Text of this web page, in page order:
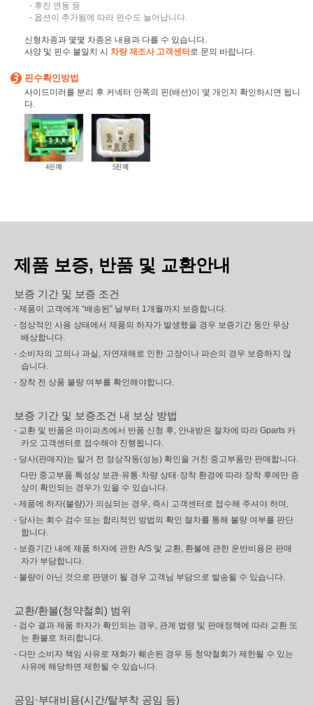
- 후진 연동 등
- 옵션이 추가됨에 따라 핀수도 늘어납니다.
신형차종과 몇몇 차종은 내용과 다를 수 있습니다.
사양 및 핀수 불일치 시 차량 제조사 고객센터 로 문의 바랍니다.
핀수확인방법
사이드미러를 분리 후 커넥터 안쪽의 핀(배선)이 몇 개인지 확인하시면 됩니
다.
제품 보증, 반품 및 교환안내
보증 기간 및 보증 조건
- 제품이 고객에게 “배송된” 날부터 1개월까지 보증합니다.
- 정상적인 사용 상태에서 제품의 하자가 발생했을 경우 보증기간 동안 무상
배상합니다.
- 소비자의 고의나 과실, 자연재해로 인한 고장이나 파손의 경우 보증하지 않
습니다.
- 장착 전 상품 불량 여부를 확인해야합니다.
보증 기간 및 보증조건 내 보상 방법
- 교환 및 반품은 마이파츠에서 반품 신청 후, 안내받은 절차에 따라 Gparts 카
카오 고객센터로 접수해야 진행됩니다.
- 당사(판매자)는 탈거 전 정상작동(성능) 확인을 거친 중고부품만 판매합니다.
다만 중고부품 특성상 보관·유통·차량 상태·장착 환경에 따라 장착 후에만 증
상이 확인되는 경우가 있을 수 있습니다.
- 제품에 하자(불량)가 의심되는 경우, 즉시 고객센터로 접수해 주셔야 하며,
- 당사는 회수 검수 또는 합리적인 방법의 확인 절차를 통해 불량 여부를 판단
합니다.
- 보증기간 내에 제품 하자에 관한 A/S 및 교환, 환불에 관한 운반비용은 판매
자가 부담합니다.
- 불량이 아닌 것으로 판명이 될 경우 고객님 부담으로 발송될 수 있습니다.
교환/환불(청약철회) 범위
- 검수 결과 제품 하자가 확인되는 경우, 관계 법령 및 판매정책에 따라 교환 또
는 환불로 처리합니다.
- 다만 소비자 책임 사유로 재화가 훼손된 경우 등 청약철회가 제한될 수 있는
사유에 해당하면 제한될 수 있습니다.
공임·부대비용(시간/탈부착 공임 등)